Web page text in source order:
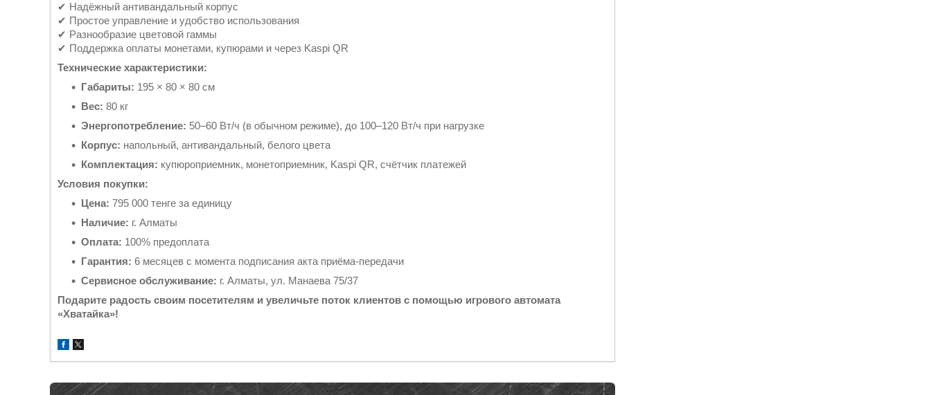
✔ Надёжный антивандальный корпус
✔ Простое управление и удобство использования
✔ Разнообразие цветовой гаммы
✔ Поддержка оплаты монетами, купюрами и через Kaspi QR
Технические характеристики:
Габариты: 195 × 80 × 80 см
Вес: 80 кг
Энергопотребление: 50–60 Вт/ч (в обычном режиме), до 100–120 Вт/ч при нагрузке
Корпус: напольный, антивандальный, белого цвета
Комплектация: купюроприемник, монетоприемник, Kaspi QR, счётчик платежей
Условия покупки:
Цена: 795 000 тенге за единицу
Наличие: г. Алматы
Оплата: 100% предоплата
Гарантия: 6 месяцев с момента подписания акта приёма-передачи
Сервисное обслуживание: г. Алматы, ул. Манаева 75/37
Подарите радость своим посетителям и увеличьте поток клиентов с помощью игрового автомата
«Хватайка»!